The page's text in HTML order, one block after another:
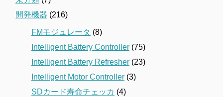
開発機器 (216)
FMモジュレータ (8)
Intelligent Battery Controller (75)
Intelligent Battery Refresher (23)
Intelligent Motor Controller (3)
SDカード寿命チェッカ (4)